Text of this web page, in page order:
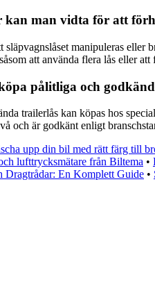
man vidta för att
släpvagnslåset manipuleras eller
att använda flera lås eller
pålitliga och
trailerlås kan köpas hos
och är godkänt enligt
upp din bil med rätt färg till
lufttrycksmätare från Biltema •
Dragtrådar: En Komplett Guide •